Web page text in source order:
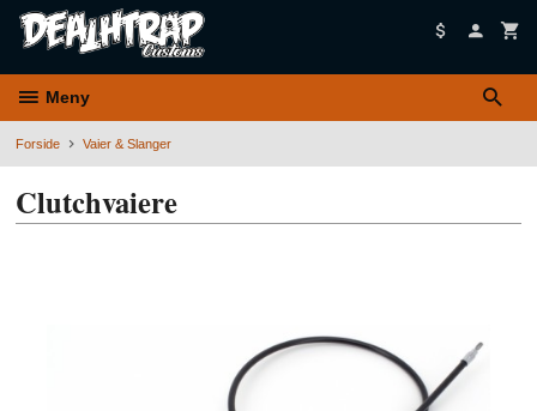
Meny
Forside Vaier & Slanger
Clutchvaiere